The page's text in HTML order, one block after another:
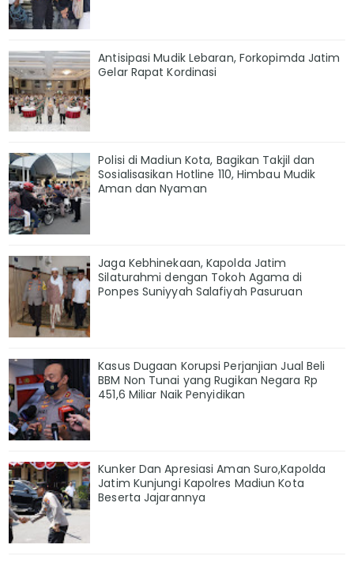
Antisipasi Mudik Lebaran, Forkopimda Jatim
Gelar Rapat Kordinasi
Polisi di Madiun Kota, Bagikan Takjil dan
Sosialisasikan Hotline 110, Himbau Mudik
Aman dan Nyaman
Jaga Kebhinekaan, Kapolda Jatim
Silaturahmi dengan Tokoh Agama di
Ponpes Suniyyah Salafiyah Pasuruan
Kasus Dugaan Korupsi Perjanjian Jual Beli
BBM Non Tunai yang Rugikan Negara Rp
451,6 Miliar Naik Penyidikan
Kunker Dan Apresiasi Aman Suro,Kapolda
Jatim Kunjungi Kapolres Madiun Kota
Beserta Jajarannya